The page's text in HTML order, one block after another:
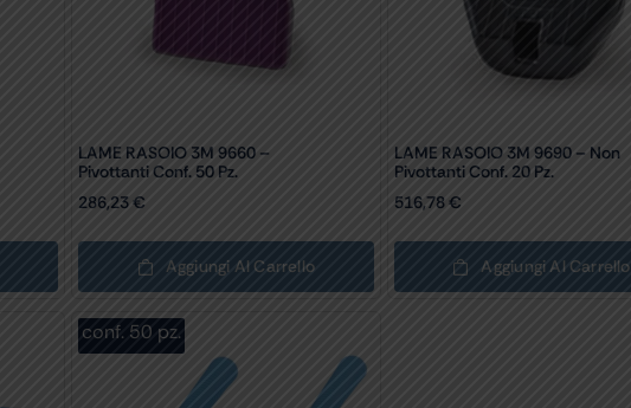
LAME RASOIO 3M 9660 –
Pivottanti Conf. 50 Pz.
286,23 €
Aggiungi Al Carrello
LAME RASOIO 3M 9690 – Non
Pivottanti Conf. 20 Pz.
516,78€
Aggiungi Al Carrello
conf. 50 pz.